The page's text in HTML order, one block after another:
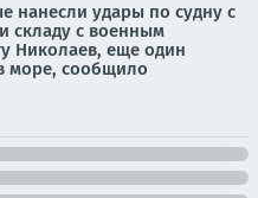
нанесли удары по судну с
складу с военным
Николаев, еще один
море, сообщило